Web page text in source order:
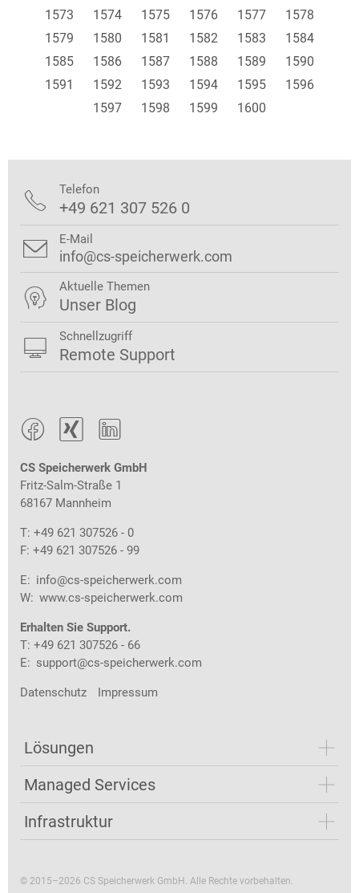
1573
1574 1575 1576 1577
1578
1579
1580 1581 1582 1583
1584
1585
1586 1587 1588 1589
1590
1591
1592 1593 1594 1595
1596
1597
1598 1599 1600
  
CS Speicherwerk GmbH
Fritz-Salm-Straße 1
68167 Mannheim
T: +49 621 307526 - 0
F: +49 621 307526 - 99
E: info@cs-speicherwerk.com
W: www.cs-speicherwerk.com
Erhalten Sie Support.
T: +49 621 307526 - 66
E: support@cs-speicherwerk.com
Datenschutz Impressum
Lösungen
Managed Services
Infrastruktur
 Telefon
+49 621 307 526 0
 E-Mail
info@cs-speicherwerk.com
 Aktuelle Themen
Unser Blog
 Schnellzugriff
Remote Support
© 2015–2026 CS Speicherwerk GmbH. Alle Rechte vorbehalten.